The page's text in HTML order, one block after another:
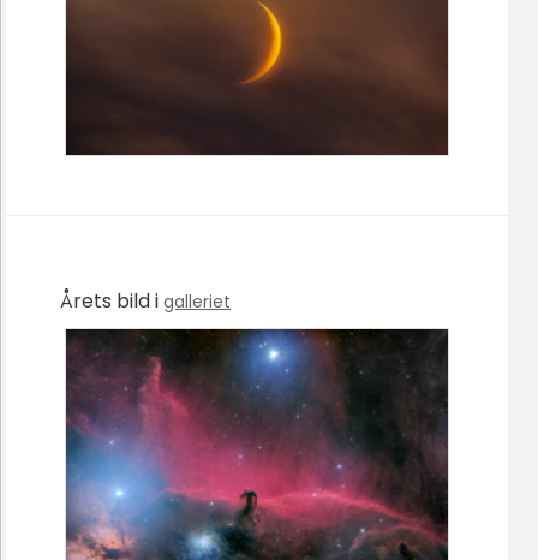
Årets bild i galleriet